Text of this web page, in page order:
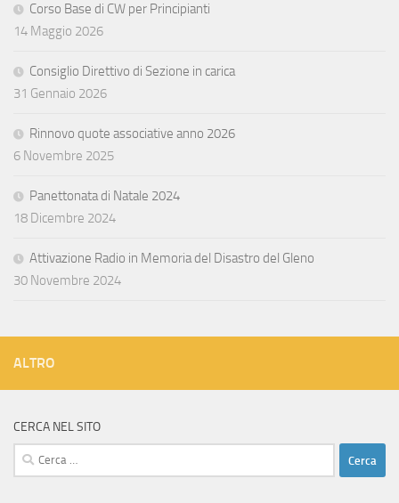
Corso Base di CW per Principianti
14 Maggio 2026
Consiglio Direttivo di Sezione in carica
31 Gennaio 2026
Rinnovo quote associative anno 2026
6 Novembre 2025
Panettonata di Natale 2024
18 Dicembre 2024
Attivazione Radio in Memoria del Disastro del Gleno
30 Novembre 2024
ALTRO
CERCA NEL SITO
Ricerca
per: